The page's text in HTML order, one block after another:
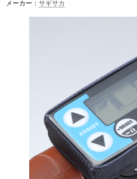
メーカー： サギサカ